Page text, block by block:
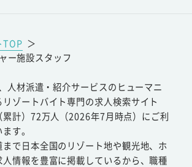
TOP ＞
ー施設スタッフ
人材派遣・紹介サービスのヒューマニ
ゾートバイト専門の求人検索サイト
累計）72万人（2026年7月時点）にご利
す。
で日本全国のリゾート地や観光地、ホ
情報を豊富に掲載しているから、職種